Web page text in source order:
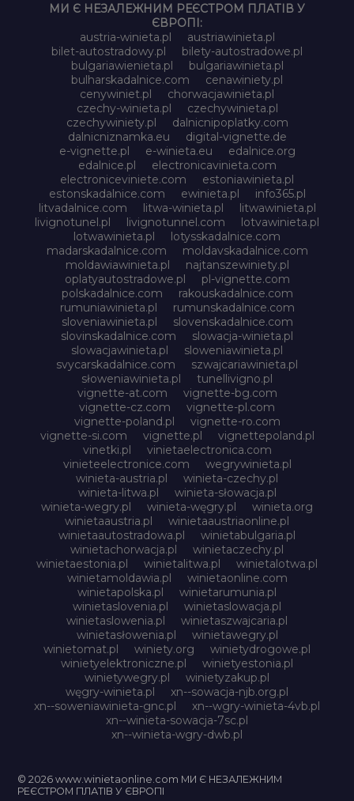
МИ Є НЕЗАЛЕЖНИМ РЕЄСТРОМ ПЛАТІВ У
ЄВРОПІ:
austria-winieta.pl
austriawinieta.pl
bilet-autostradowy.pl
bilety-autostradowe.pl
bulgariawienieta.pl
bulgariawinieta.pl
bulharskadalnice.com
cenawiniety.pl
cenywiniet.pl
chorwacjawinieta.pl
czechy-winieta.pl
czechywinieta.pl
czechywiniety.pl
dalnicnipoplatky.com
dalnicniznamka.eu
digital-vignette.de
e-vignette.pl
e-winieta.eu
edalnice.org
edalnice.pl
electronicavinieta.com
electroniceviniete.com
estoniawinieta.pl
estonskadalnice.com
ewinieta.pl
info365.pl
litvadalnice.com
litwa-winieta.pl
litwawinieta.pl
livignotunel.pl
livignotunnel.com
lotvawinieta.pl
lotwawinieta.pl
lotysskadalnice.com
madarskadalnice.com
moldavskadalnice.com
moldawiawinieta.pl
najtanszewiniety.pl
oplatyautostradowe.pl
pl-vignette.com
polskadalnice.com
rakouskadalnice.com
rumuniawinieta.pl
rumunskadalnice.com
sloveniawinieta.pl
slovenskadalnice.com
slovinskadalnice.com
slowacja-winieta.pl
slowacjawinieta.pl
sloweniawinieta.pl
svycarskadalnice.com
szwajcariawinieta.pl
słoweniawinieta.pl
tunellivigno.pl
vignette-at.com
vignette-bg.com
vignette-cz.com
vignette-pl.com
vignette-poland.pl
vignette-ro.com
vignette-si.com
vignette.pl
vignettepoland.pl
vinetki.pl
vinietaelectronica.com
vinieteelectronice.com
wegrywinieta.pl
winieta-austria.pl
winieta-czechy.pl
winieta-litwa.pl
winieta-słowacja.pl
winieta-wegry.pl
winieta-węgry.pl
winieta.org
winietaaustria.pl
winietaaustriaonline.pl
winietaautostradowa.pl
winietabulgaria.pl
winietachorwacja.pl
winietaczechy.pl
winietaestonia.pl
winietalitwa.pl
winietalotwa.pl
winietamoldawia.pl
winietaonline.com
winietapolska.pl
winietarumunia.pl
winietaslovenia.pl
winietaslowacja.pl
winietaslowenia.pl
winietaszwajcaria.pl
winietasłowenia.pl
winietawegry.pl
winietomat.pl
winiety.org
winietydrogowe.pl
winietyelektroniczne.pl
winietyestonia.pl
winietywegry.pl
winietyzakup.pl
węgry-winieta.pl
xn--sowacja-njb.org.pl
xn--soweniawinieta-gnc.pl
xn--wgry-winieta-4vb.pl
xn--winieta-sowacja-7sc.pl
xn--winieta-wgry-dwb.pl
© 2026 www.winietaonline.com МИ Є НЕЗАЛЕЖНИМ
РЕЄСТРОМ ПЛАТІВ У ЄВРОПІ